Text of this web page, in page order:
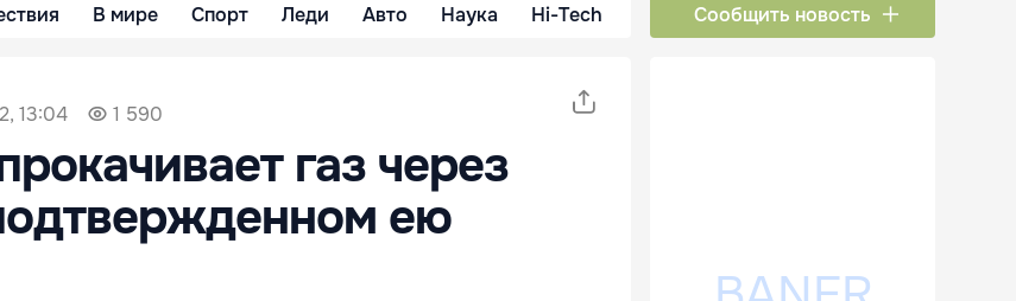
В мире Спорт Леди Авто Наука Hi-Tech Сообщить новость
13:04 1 590
газ через
ею